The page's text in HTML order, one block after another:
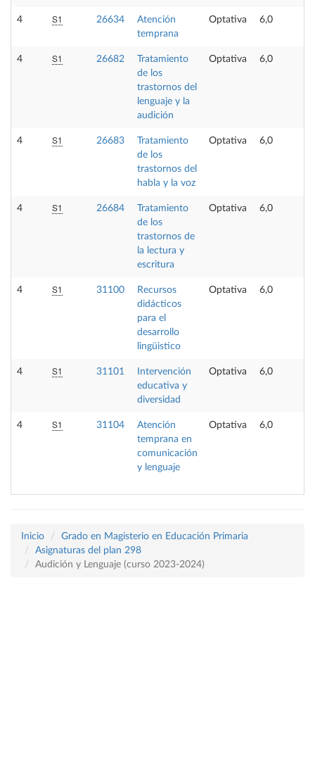
4 S1 26634
Atención
temprana
Optativa 6,0
4 S1 26682
Tratamiento
de los
trastornos del
lenguaje y la
audición
Optativa 6,0
4 S1 26683
Tratamiento
de los
trastornos del
habla y la voz
Optativa 6,0
4 S1 26684
Tratamiento
de los
trastornos de
la lectura y
escritura
Optativa 6,0
4 S1 31100
Recursos
didácticos
para el
desarrollo
lingüistico
Optativa 6,0
4 S1 31101
Intervención
educativa y
diversidad
Optativa 6,0
4 S1 31104
Atención
temprana en
comunicación
y lenguaje
Optativa 6,0
Inicio
Grado en Magisterio en Educación Primaria
Asignaturas del plan 298
Audición y Lenguaje (curso 2023-2024)